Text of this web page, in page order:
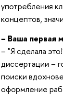
употребления
концептов,
– Ваша первая
– "Я сделала
диссертации –
поиски
оформление